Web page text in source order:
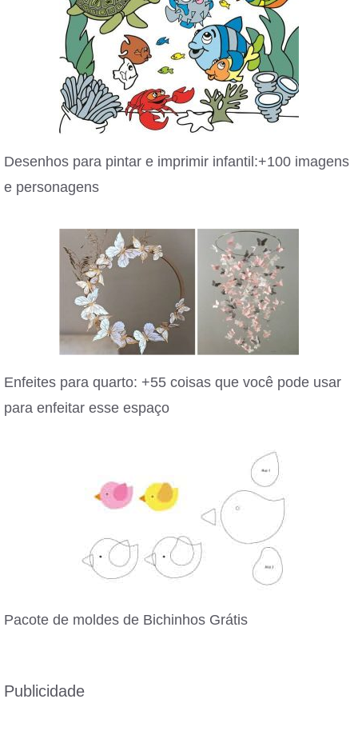
Desenhos para pintar e imprimir infantil:+100 imagens
e personagens
Enfeites para quarto: +55 coisas que você pode usar
para enfeitar esse espaço
Pacote de moldes de Bichinhos Grátis
Publicidade